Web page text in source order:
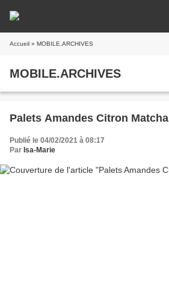
Accueil » MOBILE.ARCHIVES
MOBILE.ARCHIVES
Palets Amandes Citron Matcha
Publié le 04/02/2021 à 08:17
Par Isa-Marie